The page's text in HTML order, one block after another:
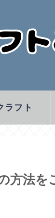
ラフト
方法を